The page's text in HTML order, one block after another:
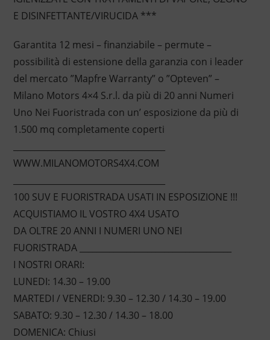
E DISINFETTANTE/VIRUCIDA ***
Garantita 12 mesi – finanziabile – permute –
possibilità di estensione della garanzia con i leader
del mercato ”Mapfre Warranty” o ”Opteven” –
Milano Motors 4×4 S.r.l. da più di 20 anni Numeri
Uno Nei Fuoristrada con un’ esposizione da più di
1.500 mq completamente coperti
WWW.MILANOMOTORS4X4.COM
100 SUV E FUORISTRADA USATI IN ESPOSIZIONE !!!
ACQUISTIAMO IL VOSTRO 4X4 USATO
DA OLTRE 20 ANNI I NUMERI UNO NEI
FUORISTRADA ____________________________________
I NOSTRI ORARI:
LUNEDI: 14.30 – 19.00
MARTEDI / VENERDI: 9.30 – 12.30 / 14.30 – 19.00
SABATO: 9.30 – 12.30 / 14.30 – 18.00
DOMENICA: Chiusi